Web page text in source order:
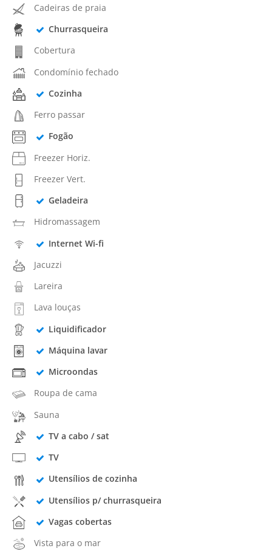
Cadeiras de praia
Churrasqueira
Cobertura
Condomínio fechado
Cozinha
Ferro passar
Fogão
Freezer Horiz.
Freezer Vert.
Geladeira
Hidromassagem
Internet Wi-fi
Jacuzzi
Lareira
Lava louças
Liquidificador
Máquina lavar
Microondas
Roupa de cama
Sauna
TV a cabo / sat
TV
Utensílios de cozinha
Utensílios p/ churrasqueira
Vagas cobertas
Vista para o mar